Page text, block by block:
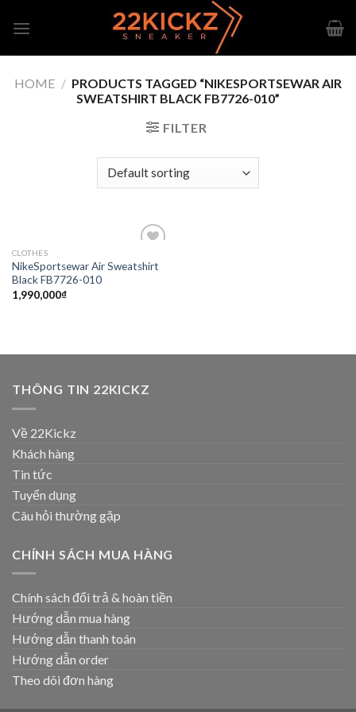
HOME / PRODUCTS TAGGED “NIKESPORTSEWAR AIR
SWEATSHIRT BLACK FB7726-010”
FILTER
wishlist
CLOTHES
NikeSportsewar Air Sweatshirt
Black FB7726-010
1,990,000₫
THÔNG TIN 22KICKZ
Về 22Kickz
Khách hàng
Tin tức
Tuyển dụng
Câu hỏi thường gặp
CHÍNH SÁCH MUA HÀNG
Chính sách đổi trả & hoàn tiền
Hướng dẫn mua hàng
Hướng dẫn thanh toán
Hướng dẫn order
Theo dõi đơn hàng